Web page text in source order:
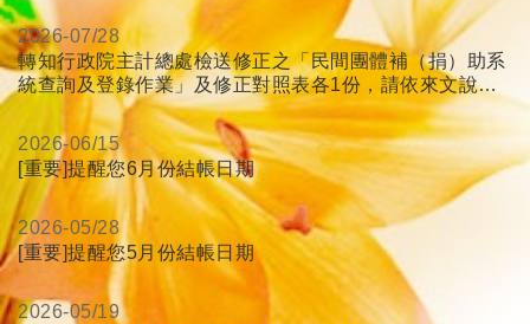
2026-07/28
轉知行政院主計總處檢送修正之「民間團體補（捐）助系
統查詢及登錄作業」及修正對照表各1份，請依來文說明
辦理，請查照。
2026-06/15
[重要]提醒您6月份結帳日期
2026-05/28
[重要]提醒您5月份結帳日期
2026-05/19